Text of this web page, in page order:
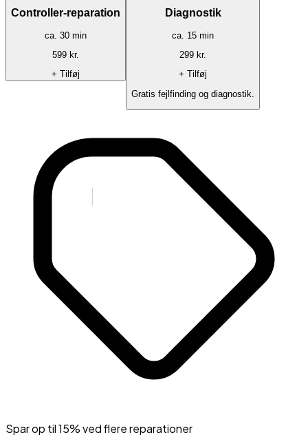
Controller-reparation
ca. 30 min
599 kr.
+ Tilføj
Diagnostik
ca. 15 min
299 kr.
+ Tilføj
Gratis fejlfinding og diagnostik.
Spar op til 15% ved flere reparationer